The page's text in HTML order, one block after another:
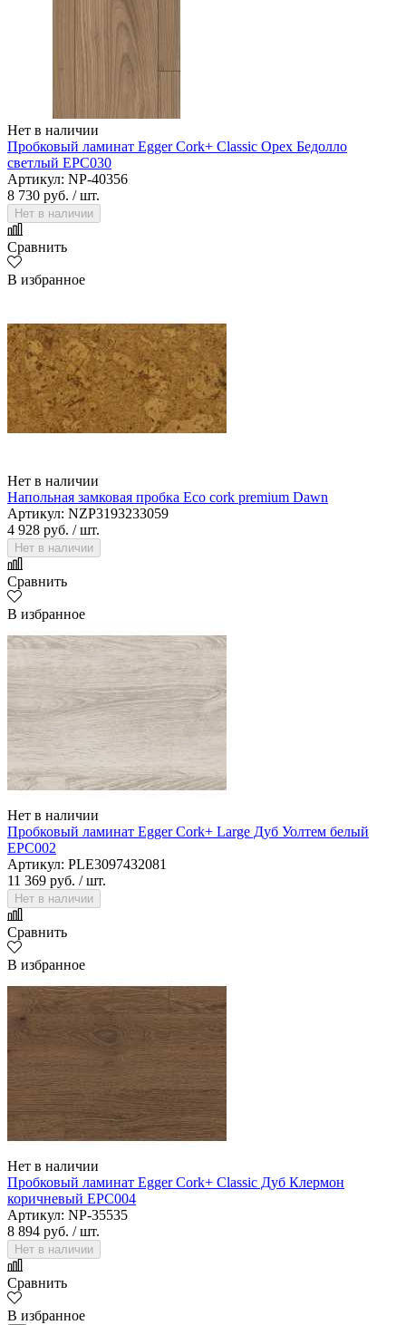
Нет в наличии
Пробковый ламинат Egger Cork+ Classic Орех Бедолло
светлый EPC030
Артикул: NP-40356
8 730 руб. / шт.
Нет в наличии
Сравнить
В избранное
Нет в наличии
Напольная замковая пробка Eco cork premium Dawn
Артикул: NZP3193233059
4 928 руб. / шт.
Нет в наличии
Сравнить
В избранное
Нет в наличии
Пробковый ламинат Egger Cork+ Large Дуб Уолтем белый
EPC002
Артикул: PLE3097432081
11 369 руб. / шт.
Нет в наличии
Сравнить
В избранное
Нет в наличии
Пробковый ламинат Egger Cork+ Classic Дуб Клермон
коричневый EPC004
Артикул: NP-35535
8 894 руб. / шт.
Нет в наличии
Сравнить
В избранное